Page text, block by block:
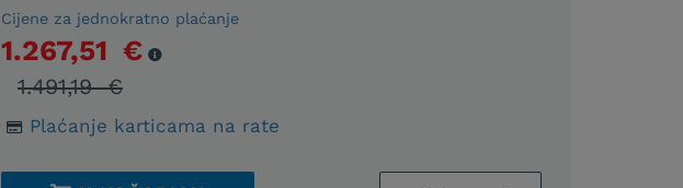
Cijene za jednokratno plaćanje
1.267,51 €
1.491,19 €
Plaćanje karticama na rate